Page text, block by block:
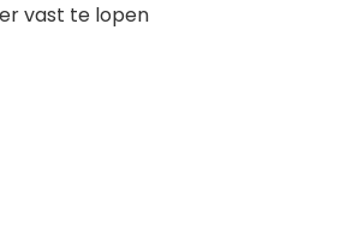
vast te lopen